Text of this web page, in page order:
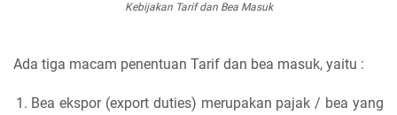
Kebijakan Tarif dan Bea Masuk
Ada tiga macam penentuan Tarif dan bea masuk, yaitu :
Bea ekspor (export duties) merupakan pajak / bea yang